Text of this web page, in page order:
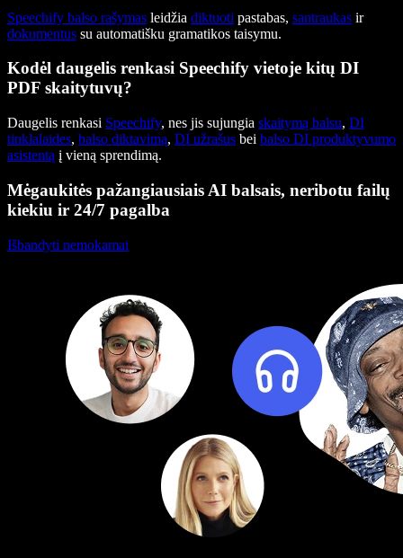
Speechify balso rašymas leidžia diktuoti pastabas, santraukas ir
dokumentus su automatišku gramatikos taisymu.
Kodėl daugelis renkasi Speechify vietoje kitų DI
PDF skaitytuvų?
Daugelis renkasi Speechify, nes jis sujungia skaitymą balsu, DI
tinklalaides, balso diktavimą, DI užrašus bei balso DI produktyvumo
asistentą į vieną sprendimą.
Mėgaukitės pažangiausiais AI balsais, neribotu failų
kiekiu ir 24/7 pagalba
Išbandyti nemokamai